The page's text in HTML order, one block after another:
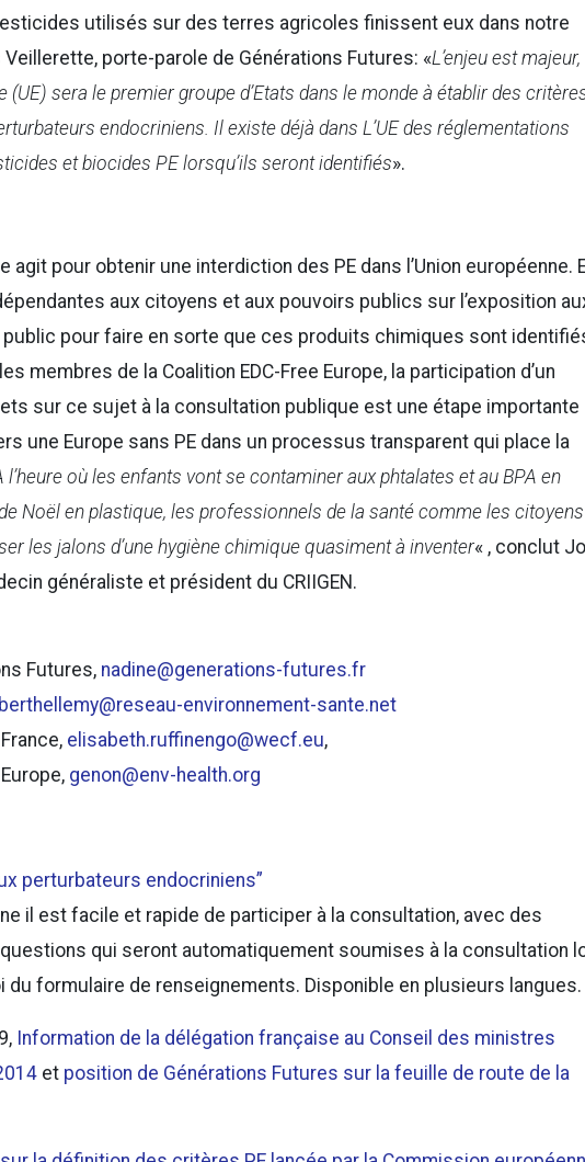
utilisés sur des terres agricoles finissent eux dans notre
porte-parole de Générations Futures: «L’enjeu est majeur,
(UE) sera le premier groupe d’Etats dans le monde à établir des
endocriniens. Il existe déjà dans L’UE des réglementations
et biocides PE lorsqu’ils seront identifiés».
agit pour obtenir une interdiction des PE dans l’Union européenne.
aux citoyens et aux pouvoirs publics sur l’exposition
public pour faire en sorte que ces produits chimiques sont
membres de la Coalition EDC-Free Europe, la participation d’un
sur ce sujet à la consultation publique est une étape importante
une Europe sans PE dans un processus transparent qui place la
l’heure où les enfants vont se contaminer aux phtalates et au BPA en
Noël en plastique, les professionnels de la santé comme les citoyens
les jalons d’une hygiène chimique quasiment à inventer« , conclut
généraliste et président du CRIIGEN.
Futures, nadine@generations-futures.fr
environnement-sante.net
elisabeth.ruffinengo@wecf.eu,
genon@env-health.org
perturbateurs endocriniens”
il est facile et rapide de participer à la consultation, avec des
qui seront automatiquement soumises à la consultation
du formulaire de renseignements. Disponible en plusieurs langues.
Information de la délégation française au Conseil des ministres
et position de Générations Futures sur la feuille de route de la